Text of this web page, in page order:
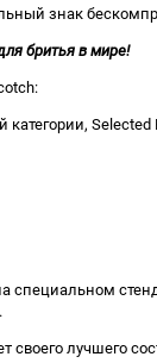
знак
бритья в мире!
Selected
лучшего